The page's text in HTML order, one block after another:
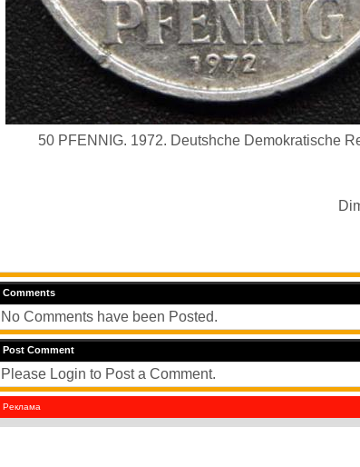
50 PFENNIG. 1972. Deutshche Demokratische
Comments
No Comments have been Posted.
Post Comment
Please Login to Post a Comment.
Реклама